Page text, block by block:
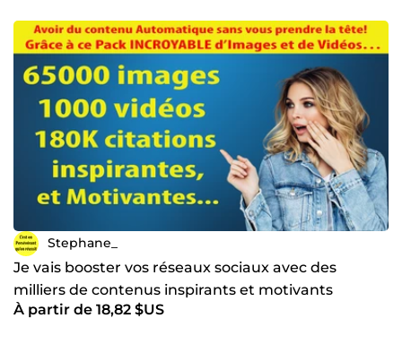
Stephane_
Je vais booster vos réseaux sociaux avec des
milliers de contenus inspirants et motivants
À partir de 18,82 $US